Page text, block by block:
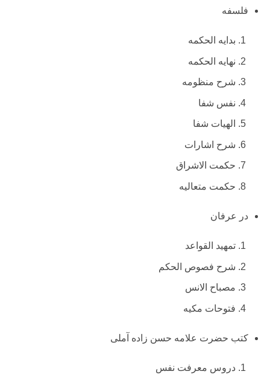
فلسفه
بدایه الحکمه
نهایه الحکمه
شرح منظومه
نفس شفا
الهیات شفا
شرح اشارات
حکمت الاشراق
حکمت متعالیه
در عرفان
تمهید القواعد
شرح فصوص الحکم
مصباح الانس
فتوحات مکیه
کتب حضرت علامه حسن زاده آملی
دروس معرفت نفس